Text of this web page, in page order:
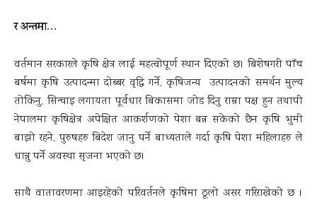
र अन्तमा…
वर्तमान सरकारले कृषि क्षेत्र लाई महत्वोपूर्ण स्थान दिएको छ। बिशेषगरी पाँच
बर्षमा कृषि उत्पादन्मा दोब्बर वृद्धि गर्ने, कृषिजन्य उत्पादनको समर्थन मुल्य
तोकिनु, सिन्चाइ लगायता पूर्वधार बिकासमा जोड दिनु राम्रा पक्ष हुन तथापी
नेपालमा कृषिक्षेत्र अपेक्षित आकर्शणको पेशा बन्न सकेको छैन कृषि भुमी
बाझो रहने, पुरुषहरु बिदेश जानु पर्ने बाध्यताले गर्दा कृषि पेशा महिलाहरु ले
धान्नु पर्ने अवस्था सृजना भएको छ।
साथै वातावरणमा आइरहेको परिवर्तनले कृषिमा ठूलो असर गरिराखेको छ ।